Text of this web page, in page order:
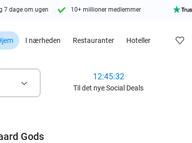
7 dage om ugen 10+ millioner medlemmer
I nærheden Restauranter Hoteller
keyboard_arrow_down
12:45:31
Til det nye Social Deals
Gods